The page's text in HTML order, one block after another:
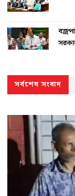
সর্বশেষ সংবাদ